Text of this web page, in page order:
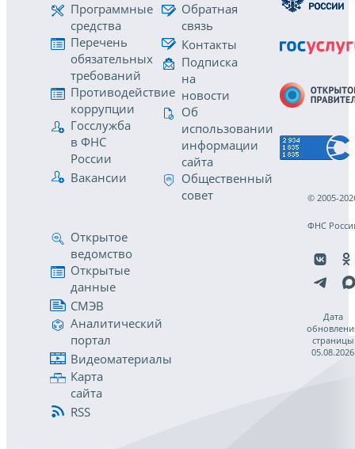
Программные
средства
Перечень
обязательных
требований
Противодействие
коррупции
Госслужба
в ФНС
России
Вакансии
Обратная
связь
Контакты
Подписка
на
новости
Об
использовании
информации
сайта
Общественный
совет
Открытое
ведомство
Открытые
данные
СМЭВ
Аналитический
портал
Видеоматериалы
Карта
сайта
RSS
© 2005-
ФНС
Дата
страницы
05.08.2026